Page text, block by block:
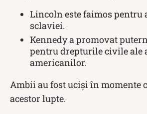
Lincoln este faimos pentru
sclaviei.
Kennedy a promovat
pentru drepturile civile ale
americanilor.
Ambii au fost uciși în momente
acestor lupte.